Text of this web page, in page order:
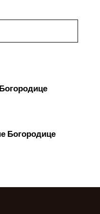
Богородице